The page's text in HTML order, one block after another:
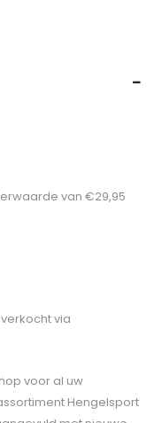
van €29,95
via
voor al uw
Hengelsport